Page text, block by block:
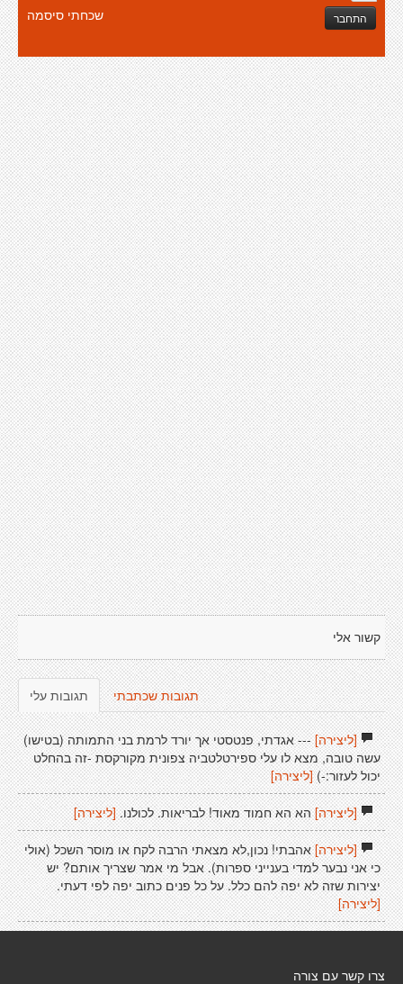
התחבר שכחתי סיסמה
קשור אלי
תגובות עלי תגובות שכתבתי
[ליצירה]--- אגדתי, פנטסטי אך יורד לרמת בני התמותה (בטישו)
עשה טובה, מצא לו עלי ספירטלטביה צפונית מקורקסת -זה בהחלט
יכול לעזור:-) [ליצירה]
[ליצירה]הא הא חמוד מאוד! לבריאות. לכולנו. [ליצירה]
[ליצירה]אהבתי! נכון,לא מצאתי הרבה לקח או מוסר השכל (אולי
כי אני נבער למדי בענייני ספרות). אבל מי אמר שצריך אותם? יש
יצירות שזה לא יפה להם כלל. על כל פנים כתוב יפה לפי דעתי.
[ליצירה]
צרו קשר עם צורה